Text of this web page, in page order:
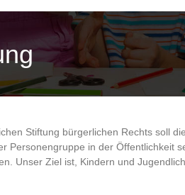
Stiftung bürgerlichen Rechts soll
Personengruppe in der Öffentlichkeit
Unser Ziel ist, Kindern und